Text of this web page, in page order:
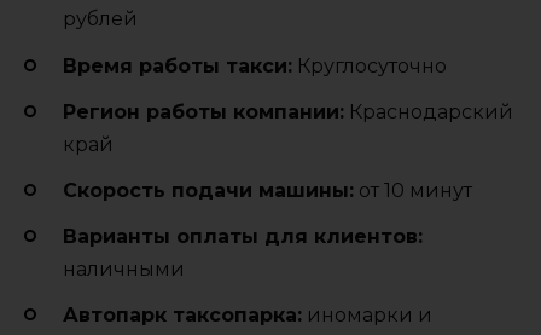
рублей
Время работы такси: Круглосуточно
Регион работы компании: Краснодарский
край
Cкорость подачи машины: от 10 минут
Варианты оплаты для клиентов:
наличными
Автопарк таксопарка: иномарки и